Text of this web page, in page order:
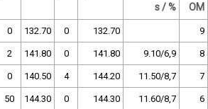
s / %
OM
0 132.70 0 132.70 9
2 141.80 0 141.80 9.10/6,9 8
0 140.50 4 144.20 11.50/8,7 7
50 144.30 0 144.30 11.60/8,7 6